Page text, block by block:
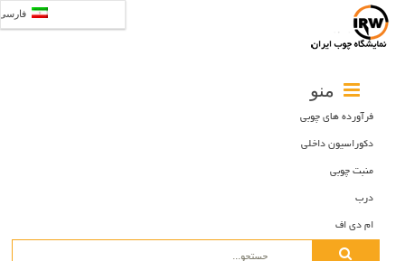
منو
فرآورده های چوبی
دکوراسیون داخلی
منبت چوبی
درب
ام دی اف
Search